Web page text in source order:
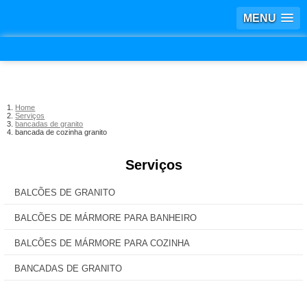
MENU
Home
Serviços
bancadas de granito
bancada de cozinha granito
Serviços
BALCÕES DE GRANITO
BALCÕES DE MÁRMORE PARA BANHEIRO
BALCÕES DE MÁRMORE PARA COZINHA
BANCADAS DE GRANITO